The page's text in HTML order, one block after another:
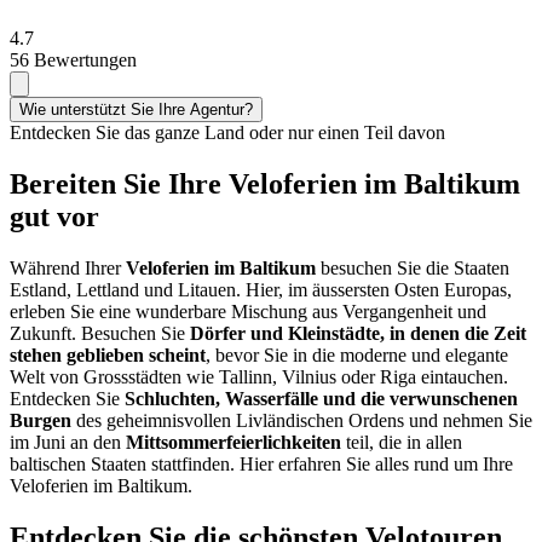
4.7
56 Bewertungen
Wie unterstützt Sie Ihre Agentur?
Entdecken Sie das ganze Land oder nur einen Teil davon
Bereiten Sie Ihre Veloferien im Baltikum
gut vor
Während IhrerVeloferien im Baltikum besuchen Sie die Staaten
Estland, Lettland und Litauen. Hier, im äussersten Osten Europas,
erleben Sie eine wunderbare Mischung aus Vergangenheit und
Zukunft. Besuchen Sie Dörfer und Kleinstädte, in denen die Zeit
stehen geblieben scheint, bevor Sie in die moderne und elegante
Welt von Grossstädten wie Tallinn, Vilnius oder Riga eintauchen.
Entdecken Sie Schluchten, Wasserfälle und die verwunschenen
Burgen des geheimnisvollen Livländischen Ordens und nehmen Sie
im Juni an den Mittsommerfeierlichkeiten teil, die in allen
baltischen Staaten stattfinden. Hier erfahren Sie alles rund um Ihre
Veloferien im Baltikum.